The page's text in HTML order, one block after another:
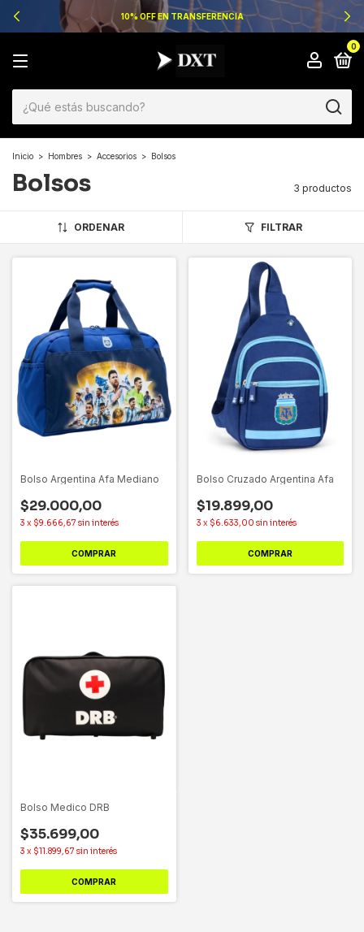
10% OFF EN TRANSFERENCIA
0
Inicio > Hombres > Accesorios > Bolsos
Bolsos 3 productos
ORDENAR FILTRAR
Bolso Argentina Afa Mediano
$29.000,00
3 x $9.666,67 sin interés
Bolso Cruzado Argentina Afa
$19.899,00
3 x $6.633,00 sin interés
Bolso Medico DRB
$35.699,00
3 x $11.899,67 sin interés
COMPRAR